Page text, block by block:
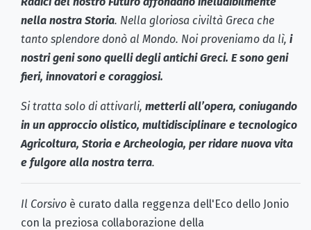
nella nostra Storia. Nella gloriosa civiltà Greca che
tanto splendore donò al Mondo. Noi proveniamo da lì, i
nostri geni sono quelli degli antichi Greci. E sono geni
fieri, innovatori e coraggiosi.
Si tratta solo di attivarli, metterli all’opera, coniugando
in un approccio olistico, multidisciplinare e tecnologico
Agricoltura, Storia e Archeologia, per ridare nuova vita
e fulgore alla nostra terra.
Il Corsivo è curato dalla reggenza dell'Eco dello Jonio
con la preziosa collaborazione della